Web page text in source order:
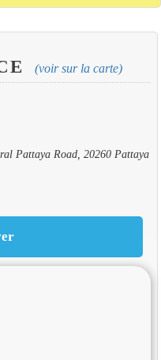
(voir sur la carte)
Pattaya Road, 20260 Pattaya